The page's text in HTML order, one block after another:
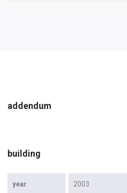
addendum
building
year 2003